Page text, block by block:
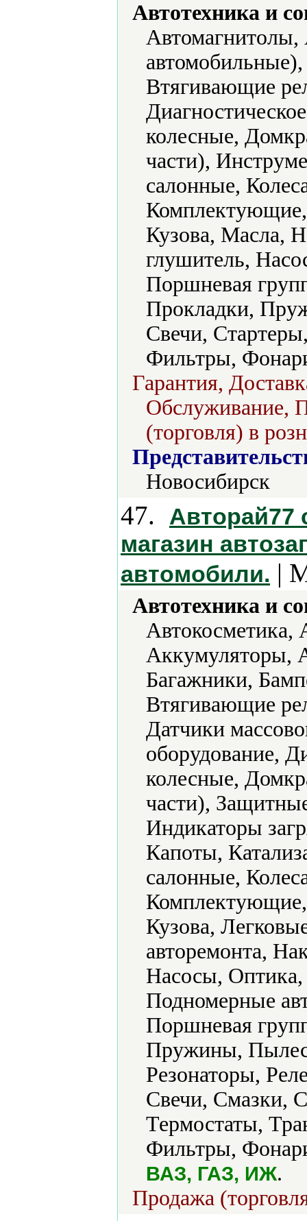
Автотехника и
Втягивающие
колесные,
части),
салонные,
Кузова, Масла,
глушитель,
Поршневая
Прокладки,
Свечи,
Фильтры,
Гарантия,
Обслуживание,
(торговля) в
Новосибирск
47.
Авторай77
магазин
автомобили. |
Автотехника и
Автокосметика,
Аккумуляторы,
Багажники,
Втягивающие
Датчики
оборудование,
колесные,
части),
Индикаторы
Капоты,
салонные,
Кузова,
авторемонта,
Насосы,
Подномерные
Поршневая
Пружины,
Резонаторы,
Свечи, Смазки,
Термостаты,
Фильтры,
ВАЗ, ГАЗ, ИЖ.
Продажа